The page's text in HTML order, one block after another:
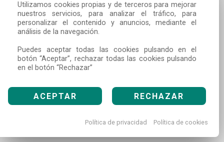
Utilizamos cookies propias y de terceros para mejorar
nuestros servicios, para analizar el tráfico, para
personalizar el contenido y anuncios, mediante el
análisis de la navegación.
Puedes aceptar todas las cookies pulsando en el
botón “Aceptar”, rechazar todas las cookies pulsando
en el botón “Rechazar”
ACEPTAR RECHAZAR
Política de privacidad Política de cookies